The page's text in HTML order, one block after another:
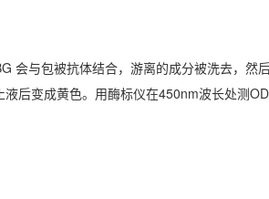
会与包被抗体结合，游离的成分被洗去，然
后变成黄色。用酶标仪在450nm波长处测 OD